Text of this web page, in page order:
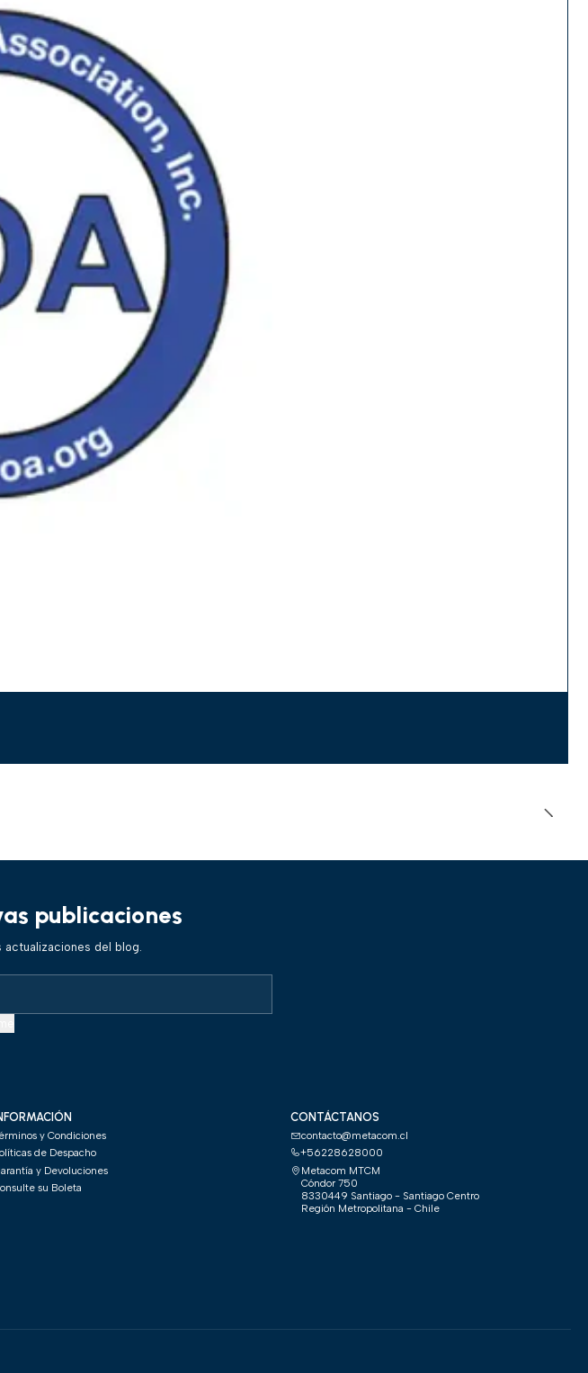
publicaciones
del blog.
y Condiciones
de Despacho
y Devoluciones
su Boleta
CONTÁCTANOS
contacto@metacom.cl
+56228628000
Metacom MTCM
Cóndor 750
8330449 Santiago - Santiago Centro
Región Metropolitana - Chile